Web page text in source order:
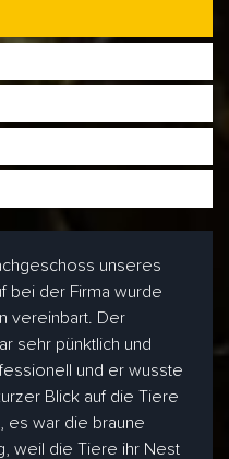
unseres
bei der Firma wurde
vereinbart. Der
sehr pünktlich und
und er wusste
Blick auf die Tiere
es war die braune
weil die Tiere ihr Nest